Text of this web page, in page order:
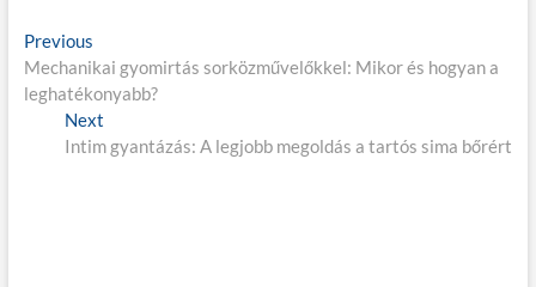
B
e
Previous
r
e
v
i
Mechanikai gyomirtás sorközművelőkkel: Mikor és hogyan a
leghatékonyabb?
Next
e
Intim gyantázás: A legjobb megoldás a tartós sima bőrért